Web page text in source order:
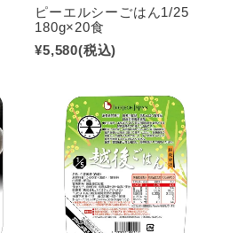
ピーエルシーごはん1/25
180g×20食
¥5,580(税込)